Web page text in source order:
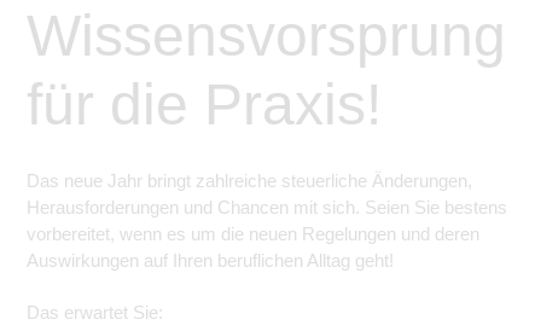
Wissensvorsprung
für die Praxis!
Das neue Jahr bringt zahlreiche steuerliche Änderungen,
Herausforderungen und Chancen mit sich. Seien Sie bestens
vorbereitet, wenn es um die neuen Regelungen und deren
Auswirkungen auf Ihren beruflichen Alltag geht!
Das erwartet Sie: